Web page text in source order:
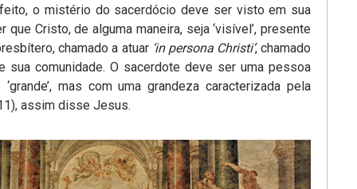
o mistério do sacerdócio deve ser visto em sua
Cristo, de alguma maneira, seja ‘visível’, presente
chamado a atuar ‘in persona Christi’, chamado
sua comunidade. O sacerdote deve ser uma pessoa
mas com uma grandeza caracterizada pela
assim disse Jesus.